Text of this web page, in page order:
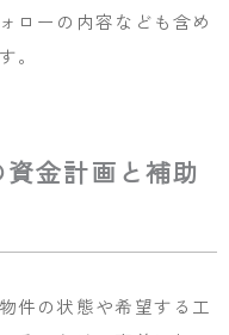
ローの内容なども含め
。
金計画と補助
件の状態や希望する工